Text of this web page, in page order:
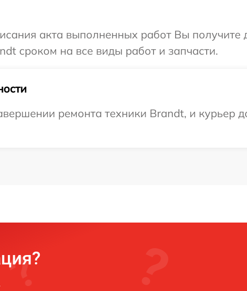
акта выполненных работ Вы получите
сроком на все виды работ и запчасти.
ремонта техники Brandt, и курьер